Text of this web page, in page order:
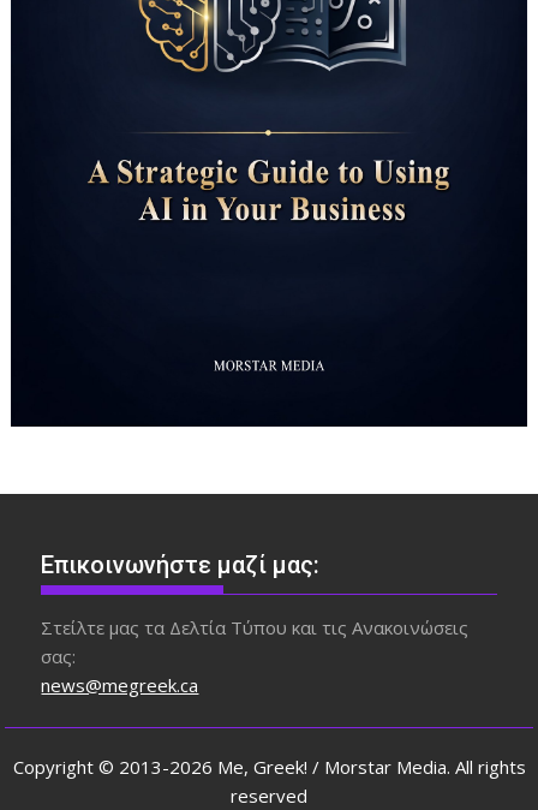
Επικοινωνήστε μαζί μας:
Στείλτε μας τα Δελτία Τύπου και τις Ανακοινώσεις
σας:
news@megreek.ca
Copyright © 2013-2026 Me, Greek! / Morstar Media. All rights
reserved